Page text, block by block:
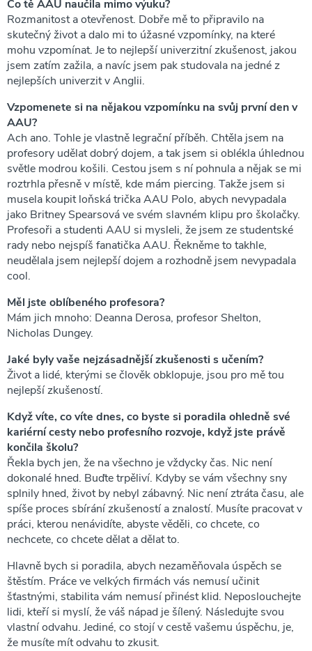
Co tě AAU naučila mimo výuku?
Rozmanitost a otevřenost. Dobře mě to připravilo na
skutečný život a dalo mi to úžasné vzpomínky, na které
mohu vzpomínat. Je to nejlepší univerzitní zkušenost, jakou
jsem zatím zažila, a navíc jsem pak studovala na jedné z
nejlepších univerzit v Anglii.
Vzpomenete si na nějakou vzpomínku na svůj první den v
AAU?
Ach ano. Tohle je vlastně legrační příběh. Chtěla jsem na
profesory udělat dobrý dojem, a tak jsem si oblékla úhlednou
světle modrou košili. Cestou jsem s ní pohnula a nějak se mi
roztrhla přesně v místě, kde mám piercing. Takže jsem si
musela koupit loňská trička AAU Polo, abych nevypadala
jako Britney Spearsová ve svém slavném klipu pro školačky.
Profesoři a studenti AAU si mysleli, že jsem ze studentské
rady nebo nejspíš fanatička AAU. Řekněme to takhle,
neudělala jsem nejlepší dojem a rozhodně jsem nevypadala
cool.
Měl jste oblíbeného profesora?
Mám jich mnoho: Deanna Derosa, profesor Shelton,
Nicholas Dungey.
Jaké byly vaše nejzásadnější zkušenosti s učením?
Život a lidé, kterými se člověk obklopuje, jsou pro mě tou
nejlepší zkušeností.
Když víte, co víte dnes, co byste si poradila ohledně své
kariérní cesty nebo profesního rozvoje, když jste právě
končila školu?
Řekla bych jen, že na všechno je vždycky čas. Nic není
dokonalé hned. Buďte trpěliví. Kdyby se vám všechny sny
splnily hned, život by nebyl zábavný. Nic není ztráta času, ale
spíše proces sbírání zkušeností a znalostí. Musíte pracovat v
práci, kterou nenávidíte, abyste věděli, co chcete, co
nechcete, co chcete dělat a dělat to.
Hlavně bych si poradila, abych nezaměňovala úspěch se
štěstím. Práce ve velkých firmách vás nemusí učinit
šťastnými, stabilita vám nemusí přinést klid. Neposlouchejte
lidi, kteří si myslí, že váš nápad je šílený. Následujte svou
vlastní odvahu. Jediné, co stojí v cestě vašemu úspěchu, je,
že musíte mít odvahu to zkusit.